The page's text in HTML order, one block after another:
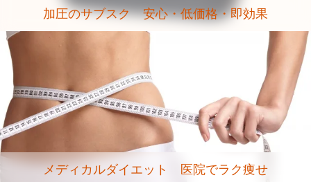
加圧のサブスク 安心・低価格・即効果
メディカルダイエット 医院でラク痩せ